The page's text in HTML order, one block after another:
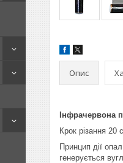
Опис
Інфрачервона
Крок різання 20
Принцип дії
генерується